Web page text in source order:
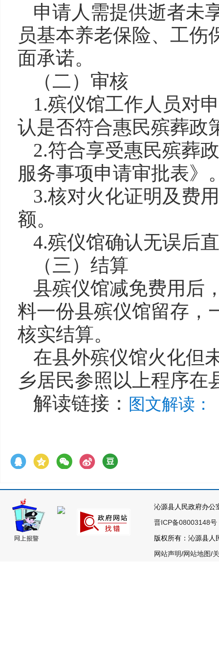
申请人需提供逝者未
员基本养老保险、工伤
面承诺。
（二）审核
1.殡仪馆工作人员对
认是否符合惠民殡葬政
2.符合享受惠民殡葬
服务事项申请审批表》
3.核对火化证明及费
额。
4.殡仪馆确认无误后
（三）结算
县殡仪馆减免费用后
料一份县殡仪馆留存，
核实结算。
在县外殡仪馆火化但
乡居民参照以上程序在
解读链接： 图文解读：
沁源县人民政府办
晋ICP备08003148号
版权所有：沁源县
网站声明/网站地图/